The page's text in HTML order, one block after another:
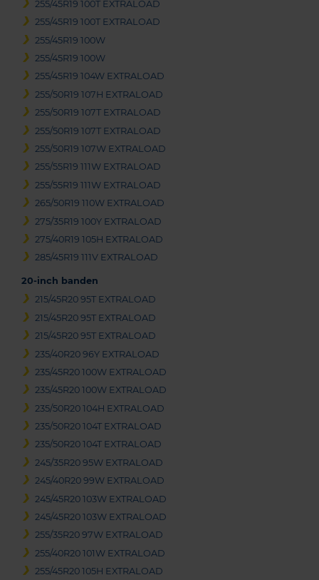
255/45R19 100T EXTRALOAD
255/45R19 100T EXTRALOAD
255/45R19 100W
255/45R19 100W
255/45R19 104W EXTRALOAD
255/50R19 107H EXTRALOAD
255/50R19 107T EXTRALOAD
255/50R19 107T EXTRALOAD
255/50R19 107W EXTRALOAD
255/55R19 111W EXTRALOAD
255/55R19 111W EXTRALOAD
265/50R19 110W EXTRALOAD
275/35R19 100Y EXTRALOAD
275/40R19 105H EXTRALOAD
285/45R19 111V EXTRALOAD
20-inch banden
215/45R20 95T EXTRALOAD
215/45R20 95T EXTRALOAD
215/45R20 95T EXTRALOAD
235/40R20 96Y EXTRALOAD
235/45R20 100W EXTRALOAD
235/45R20 100W EXTRALOAD
235/50R20 104H EXTRALOAD
235/50R20 104T EXTRALOAD
235/50R20 104T EXTRALOAD
245/35R20 95W EXTRALOAD
245/40R20 99W EXTRALOAD
245/45R20 103W EXTRALOAD
245/45R20 103W EXTRALOAD
255/35R20 97W EXTRALOAD
255/40R20 101W EXTRALOAD
255/45R20 105H EXTRALOAD